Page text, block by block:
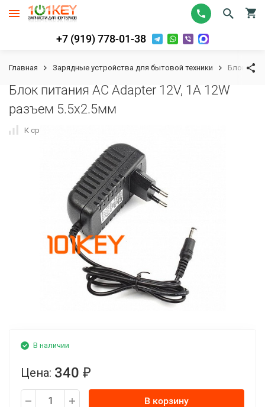
+7 (919) 778-01-38
Главная Зарядные устройства для бытовой техники Блок
Блок питания AC Adapter 12V, 1A 12W
разъем 5.5x2.5мм
К сравнению
В наличии
Цена: 340 ₽
В корзину